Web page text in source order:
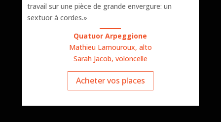
travail sur une pièce de grande envergure: un
sextuor à cordes.»
Quatuor Arpeggione
Mathieu Lamouroux, alto
Sarah Jacob, voloncelle
Acheter vos places